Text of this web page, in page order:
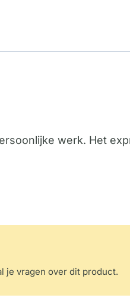
werk. Het
je vragen over dit product.